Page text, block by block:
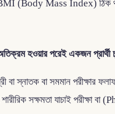
BMI (Body Mass Index) ঠিক
হওয়ার পরেই একজন
বা সমমান পরীক্ষার
সহ শারীরিক সক্ষমতা যাচাই